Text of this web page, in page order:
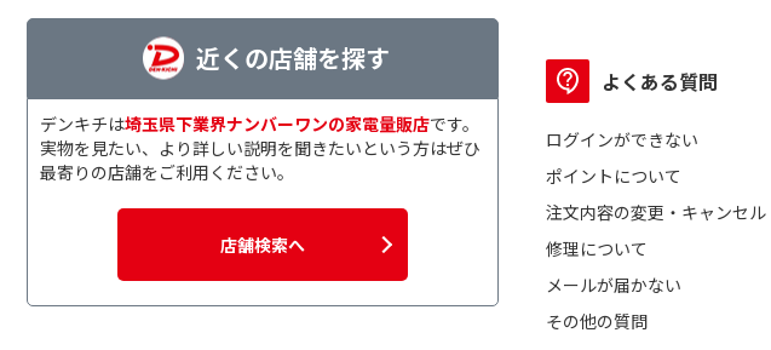
近くの店舗を探す
デンキチは埼玉県下業界ナンバーワンの家電量販店です。
実物を見たい、より詳しい説明を聞きたいという方はぜひ
最寄りの店舗をご利用ください。
店舗検索へ
よくある質問
ログインができない
ポイントについて
注文内容の変更・キャンセル
修理について
メールが届かない
その他の質問